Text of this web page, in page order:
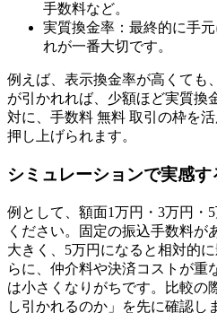
手数料など。
実質換金率：最終的に手
れが一番大切です。
例えば、表示換金率が高くても
が引かれれば、少額ほど実質換
対に、手数料 無料 取引の枠を
押し上げられます。
シミュレーションで実感す
例として、額面1万円・3万円・
ください。固定の振込手数料が
大きく、5万円になると相対的
らに、仲介料や決済コストが重
は小さくなりがちです。比較の
し引かれるのか」を先に確認し